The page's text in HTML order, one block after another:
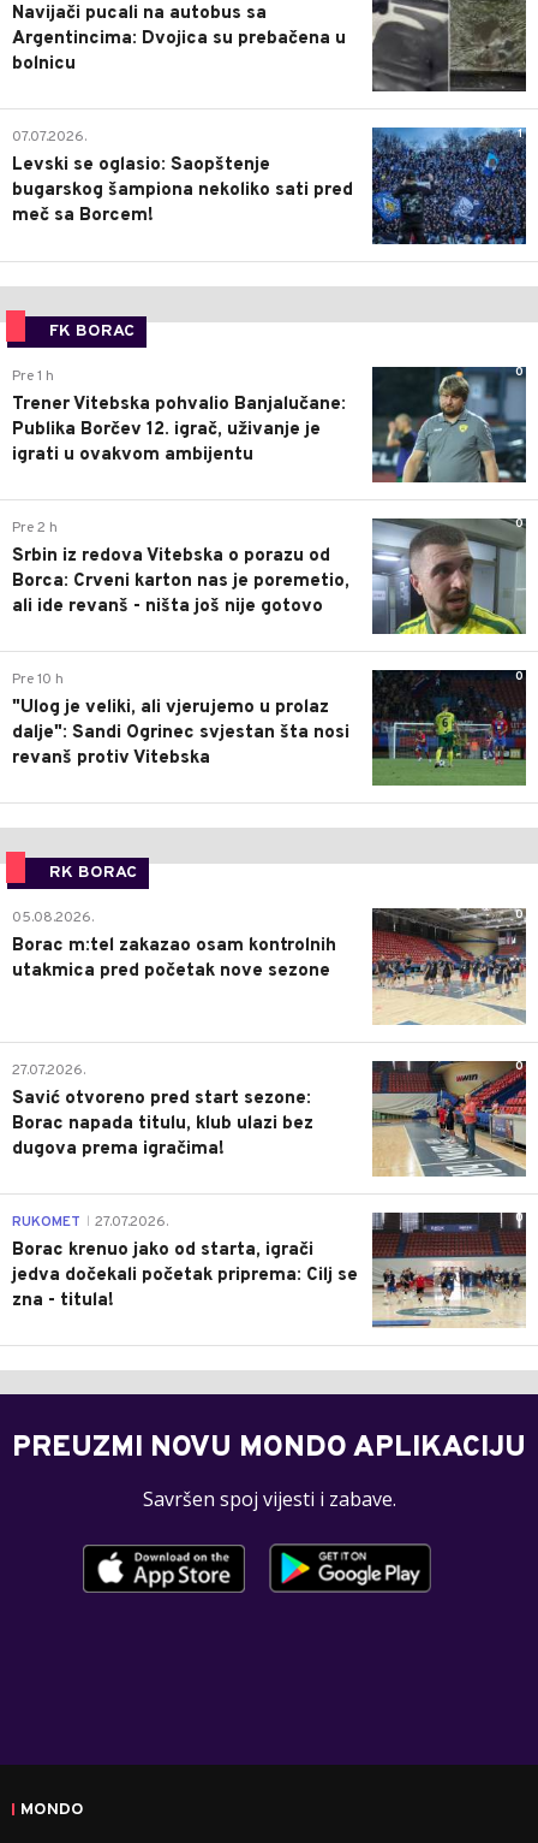
Navijači pucali na autobus sa
Argentincima: Dvojica su prebačena u
bolnicu
1
07.07.2026.
Levski se oglasio: Saopštenje
bugarskog šampiona nekoliko sati pred
meč sa Borcem!
FK BORAC
0
Pre 1 h
Trener Vitebska pohvalio Banjalučane:
Publika Borčev 12. igrač, uživanje je
igrati u ovakvom ambijentu
0
Pre 2 h
Srbin iz redova Vitebska o porazu od
Borca: Crveni karton nas je poremetio,
ali ide revanš - ništa još nije gotovo
0
Pre 10 h
"Ulog je veliki, ali vjerujemo u prolaz
dalje": Sandi Ogrinec svjestan šta nosi
revanš protiv Vitebska
RK BORAC
0
05.08.2026.
Borac m:tel zakazao osam kontrolnih
utakmica pred početak nove sezone
0
27.07.2026.
Savić otvoreno pred start sezone:
Borac napada titulu, klub ulazi bez
dugova prema igračima!
0
RUKOMET 27.07.2026.
Borac krenuo jako od starta, igrači
jedva dočekali početak priprema: Cilj se
zna - titula!
PREUZMI NOVU MONDO APLIKACIJU
Savršen spoj vijesti i zabave.
MONDO